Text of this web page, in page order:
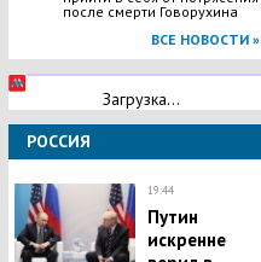
после смерти Говорухина
ВСЕ НОВОСТИ »
Загрузка...
РОССИЯ
19:44
​Путин
искренне